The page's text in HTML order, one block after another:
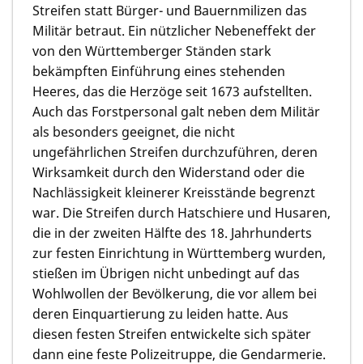
Streifen statt Bürger- und Bauernmilizen das
Militär betraut. Ein nützlicher Nebeneffekt der
von den Württemberger Ständen stark
bekämpften Einführung eines stehenden
Heeres, das die Herzöge seit 1673 aufstellten.
Auch das Forstpersonal galt neben dem Militär
als besonders geeignet, die nicht
ungefährlichen Streifen durchzuführen, deren
Wirksamkeit durch den Widerstand oder die
Nachlässigkeit kleinerer Kreisstände begrenzt
war. Die Streifen durch Hatschiere und Husaren,
die in der zweiten Hälfte des 18. Jahrhunderts
zur festen Einrichtung in Württemberg wurden,
stießen im Übrigen nicht unbedingt auf das
Wohlwollen der Bevölkerung, die vor allem bei
deren Einquartierung zu leiden hatte. Aus
diesen festen Streifen entwickelte sich später
dann eine feste Polizeitruppe, die Gendarmerie.